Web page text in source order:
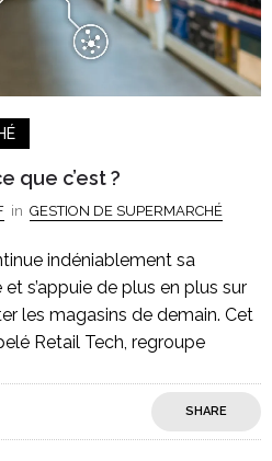
que c’est ?
in GESTION DE SUPERMARCHÉ
indéniablement sa
s’appuie de plus en plus sur
les magasins de demain. Cet
Retail Tech, regroupe
SHARE